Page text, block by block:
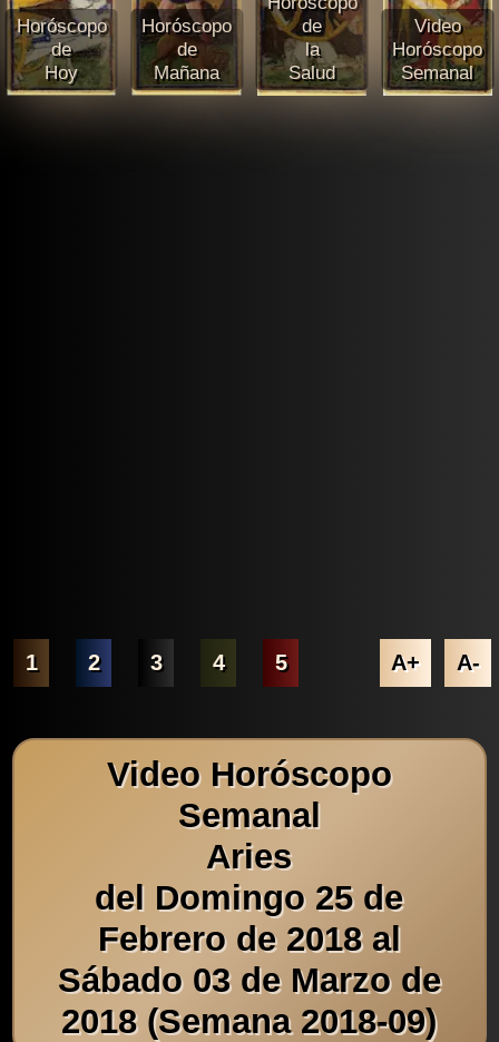
Horóscopo
de
Hoy
Horóscopo
de
Mañana
de
la
Salud
Video
Horóscopo
Semanal
1 2 3 4 5 A+ A-
Video Horóscopo
Semanal
Aries
del Domingo 25 de
Febrero de 2018 al
Sábado 03 de Marzo de
2018 (Semana 2018-09)